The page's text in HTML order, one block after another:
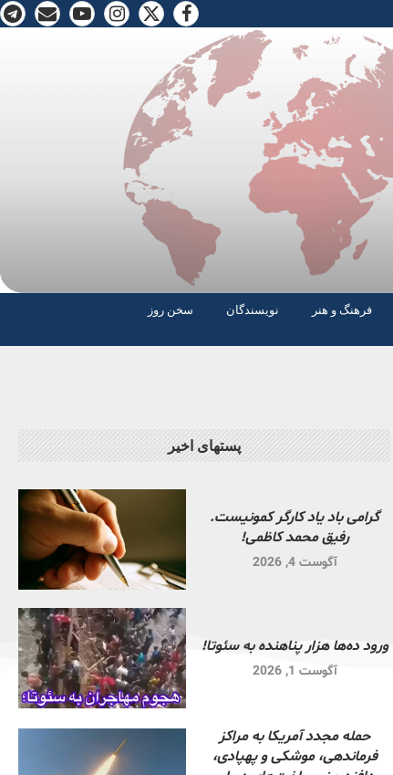
فرهنگ و هنر نویسندگان
سخن روز
پستهای اخیر
گرامی باد یاد کارگر کمونیست.
رفیق محمد کاظمی!
آگوست 4, 2026
ورود ده‌ها هزار پناهنده به سئوتا!
آگوست 1, 2026
حمله مجدد آمریکا به مراکز
فرماندهی، موشکی و پهپادی،